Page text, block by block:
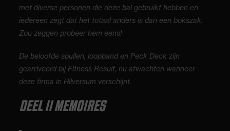
met diverse personen die deze bal gebruikt hebben en
iedereen zegt dat het totaal anders is dan een bokszak.
Zou zeggen probeer hem eens!
De beloofde spullen, loopband en Peck Deck zijn
gearriveerd bij Fitness Result, nu afwachten wanneer
deze firma in Hilversum verschijnt.
DEEL II MEMOIRES